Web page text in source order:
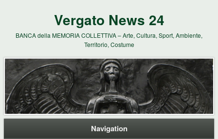
Vergato News 24
BANCA della MEMORIA COLLETTIVA – Arte, Cultura, Sport, Ambiente,
Territorio, Costume
Navigation